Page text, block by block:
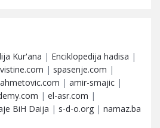
Kur'ana | Enciklopedija hadisa |
| spasenje.com |
| amir-smajic |
| el-asr.com |
BiH Daija | s-d-o.org | namaz.ba